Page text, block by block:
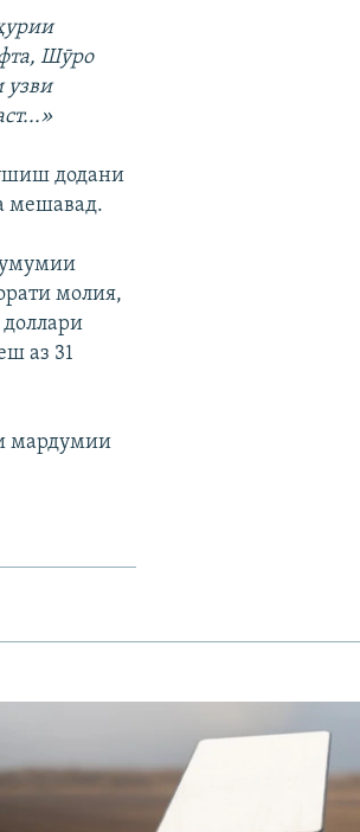
Шӯро
узви
додани
мешавад.
умумии
молия,
аз 31
мардумии